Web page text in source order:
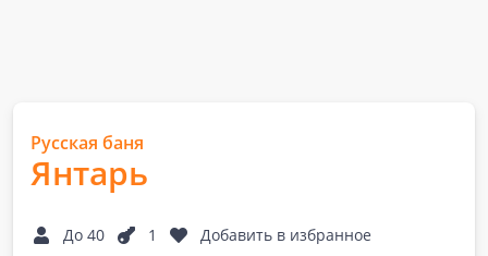
Русская баня
Янтарь
До 40 1 Добавить в избранное